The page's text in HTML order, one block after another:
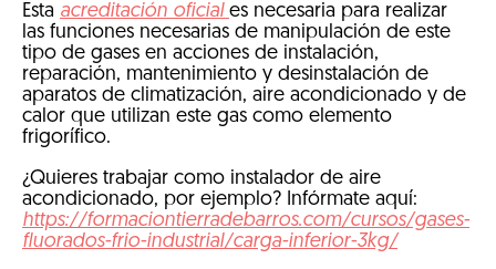
Esta acreditación oficial es necesaria para realizar
las funciones necesarias de manipulación de este
tipo de gases en acciones de instalación,
reparación, mantenimiento y desinstalación de
aparatos de climatización, aire acondicionado y de
calor que utilizan este gas como elemento
frigorífico.
¿Quieres trabajar como instalador de aire
acondicionado, por ejemplo? Infórmate aquí:
https://formaciontierradebarros.com/cursos/gases-
fluorados-frio-industrial/carga-inferior-3kg/